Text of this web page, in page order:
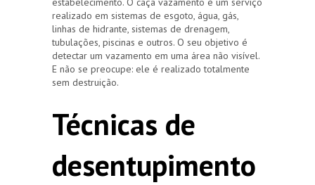
realizado em sistemas de esgoto, água, gás,
linhas de hidrante, sistemas de drenagem,
tubulações, piscinas e outros. O seu objetivo é
detectar um vazamento em uma área não visível.
E não se preocupe: ele é realizado totalmente
sem destruição.
Técnicas de
desentupimento